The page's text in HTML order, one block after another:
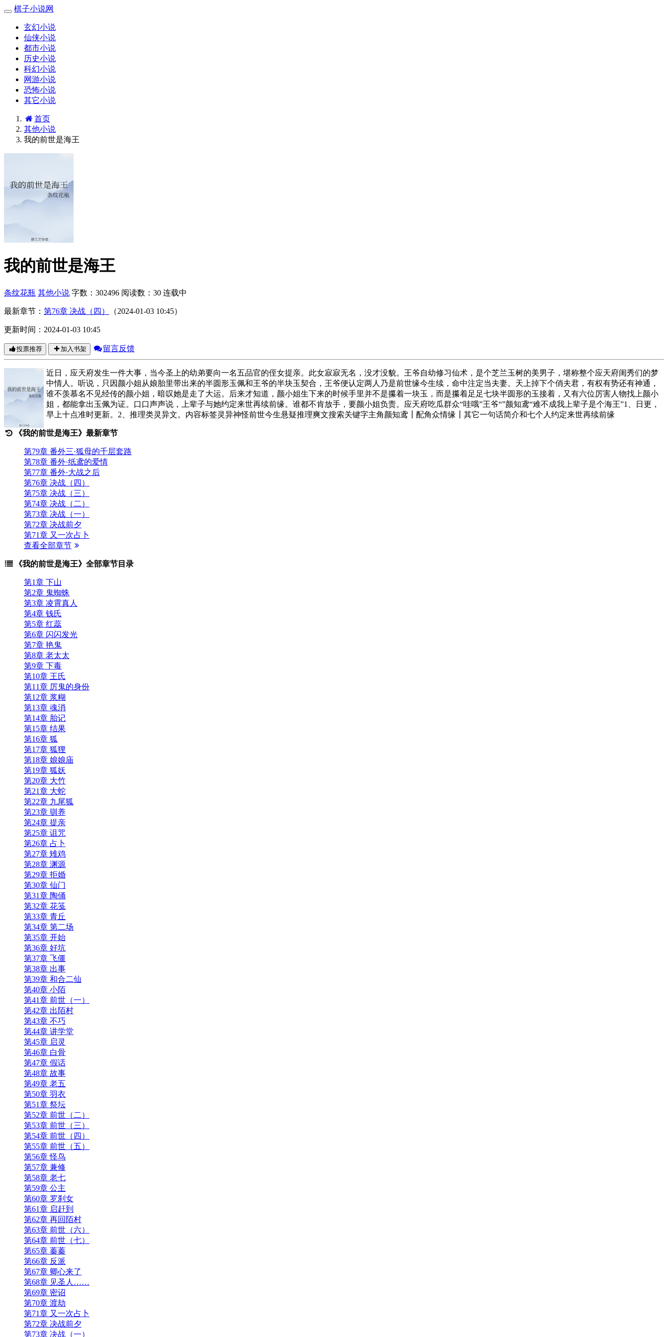
棋子小说网
玄幻小说
仙侠小说
都市小说
历史小说
科幻小说
网游小说
恐怖小说
其它小说
首页
其他小说
我的前世是海王
我的前世是海王
条纹花瓶 其他小说 字数：302496 阅读数：30 连载中
最新章节： 第76章 决战（四） （2024-01-03 10:45）
更新时间：2024-01-03 10:45
投票推荐 加入书架 留言反馈
近日，应天府发生一件大事，当今圣上的幼弟要向一名五品官的侄女提亲。此女寂寂无名，没才没貌。王爷自幼修习仙术，是个芝兰玉树的美男子，堪称整个应天府闺秀们的梦
中情人。听说，只因颜小姐从娘胎里带出来的半圆形玉佩和王爷的半块玉契合，王爷便认定两人乃是前世缘今生续，命中注定当夫妻。天上掉下个俏夫君，有权有势还有神通，
谁不羡慕名不见经传的颜小姐，暗叹她是走了大运。后来才知道，颜小姐生下来的时候手里并不是攥着一块玉，而是攥着足足七块半圆形的玉接着，又有六位厉害人物找上颜小
姐，都能拿出玉佩为证。口口声声说，上辈子与她约定来世再续前缘。谁都不肯放手，要颜小姐负责。应天府吃瓜群众“哇哦”王爷“”颜知鸢“难不成我上辈子是个海王”1、日更，
早上十点准时更新。2、推理类灵异文。内容标签灵异神怪前世今生悬疑推理爽文搜索关键字主角颜知鸢┃配角众情缘┃其它一句话简介和七个人约定来世再续前缘
《我的前世是海王》最新章节
第79章 番外三·狐母的千层套路
第78章 番外·纸鸢的爱情
第77章 番外·大战之后
第76章 决战（四）
第75章 决战（三）
第74章 决战（二）
第73章 决战（一）
第72章 决战前夕
第71章 又一次占卜
查看全部章节
《我的前世是海王》全部章节目录
第1章 下山
第2章 鬼蜘蛛
第3章 凌霄真人
第4章 钱氏
第5章 红蕊
第6章 闪闪发光
第7章 艳鬼
第8章 老太太
第9章 下毒
第10章 王氏
第11章 厉鬼的身份
第12章 浆糊
第13章 魂消
第14章 胎记
第15章 结果
第16章 狐
第17章 狐狸
第18章 娘娘庙
第19章 狐妖
第20章 大竹
第21章 大蛇
第22章 九尾狐
第23章 驯养
第24章 提亲
第25章 诅咒
第26章 占卜
第27章 雉鸡
第28章 渊源
第29章 拒婚
第30章 仙门
第31章 陶俑
第32章 花笺
第33章 青丘
第34章 第二场
第35章 开始
第36章 好坑
第37章 飞僵
第38章 出事
第39章 和合二仙
第40章 小陌
第41章 前世（一）
第42章 出陌村
第43章 不巧
第44章 讲学堂
第45章 启灵
第46章 白骨
第47章 假话
第48章 故事
第49章 老五
第50章 羽衣
第51章 祭坛
第52章 前世（二）
第53章 前世（三）
第54章 前世（四）
第55章 前世（五）
第56章 怪鸟
第57章 兼修
第58章 老七
第59章 公主
第60章 罗刹女
第61章 启赶到
第62章 再回陌村
第63章 前世（六）
第64章 前世（七）
第65章 蓁蓁
第66章 反派
第67章 卿心来了
第68章 见圣人……
第69章 密诏
第70章 渡劫
第71章 又一次占卜
第72章 决战前夕
第73章 决战（一）